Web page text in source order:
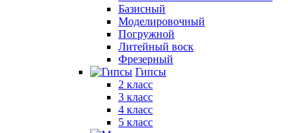
Базисный
Моделировочный
Погружной
Литейный воск
Фрезерный
Гипсы
2 класс
3 класс
4 класс
5 класс